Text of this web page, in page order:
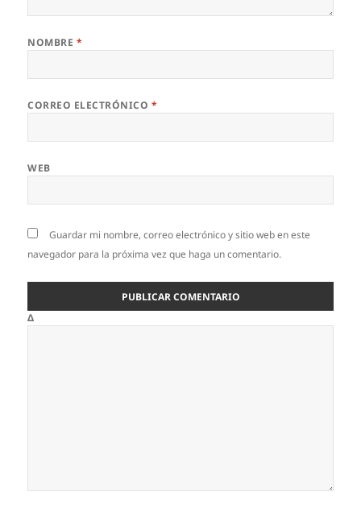
NOMBRE *
CORREO ELECTRÓNICO *
WEB
Guardar mi nombre, correo electrónico y sitio web en este
navegador para la próxima vez que haga un comentario.
Δ